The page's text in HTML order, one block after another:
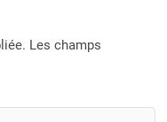
Les champs